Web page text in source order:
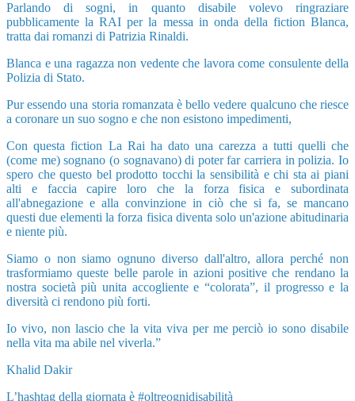
Parlando di sogni, in quanto disabile volevo ringraziare
pubblicamente la RAI per la messa in onda della fiction Blanca,
tratta dai romanzi di Patrizia Rinaldi.
Blanca e una ragazza non vedente che lavora come consulente della
Polizia di Stato.
Pur essendo una storia romanzata è bello vedere qualcuno che riesce
a coronare un suo sogno e che non esistono impedimenti,
Con questa fiction La Rai ha dato una carezza a tutti quelli che
(come me) sognano (o sognavano) di poter far carriera in polizia. Io
spero che questo bel prodotto tocchi la sensibilità e chi sta ai piani
alti e faccia capire loro che la forza fisica e subordinata
all'abnegazione e alla convinzione in ciò che si fa, se mancano
questi due elementi la forza fisica diventa solo un'azione abitudinaria
e niente più.
Siamo o non siamo ognuno diverso dall'altro, allora perché non
trasformiamo queste belle parole in azioni positive che rendano la
nostra società più unita accogliente e “colorata”, il progresso e la
diversità ci rendono più forti.
Io vivo, non lascio che la vita viva per me perciò io sono disabile
nella vita ma abile nel viverla.”
Khalid Dakir
L’hashtag della giornata è #oltreognidisabilità